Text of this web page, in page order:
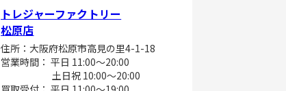
トレジャーファクトリー
松原店
住所：大阪府松原市高見の里4-1-18
営業時間： 平日 11:00～20:00
土日祝 10:00～20:00